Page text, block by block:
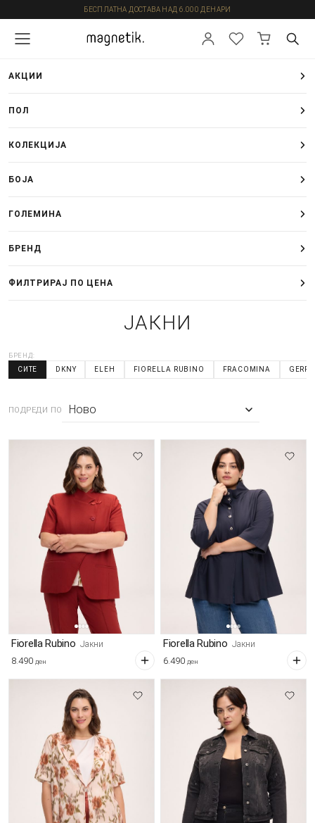
БЕСПЛАТНА ДОСТАВА НАД 6.000 ДЕНАРИ
АКЦИИ
ПОЛ
КОЛЕКЦИЈА
БОЈА
ГОЛЕМИНА
БРЕНД
ФИЛТРИРАЈ ПО ЦЕНА
ЈАКНИ
БРЕНД:
СИТЕ DKNY ELEH FIORELLA RUBINO FRACOMINA
ПОДРЕДИ ПО
Fiorella Rubino Јакни
8.490 ден
Fiorella Rubino Јакни
6.490 ден